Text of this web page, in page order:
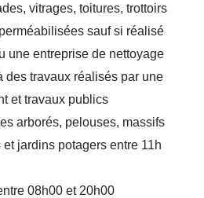
vitrages, toitures, trottoirs
sauf si réalisé
une entreprise de nettoyage
des travaux réalisés par une
et travaux publics
arborés, pelouses, massifs
jardins potagers entre 11h
08h00 et 20h00